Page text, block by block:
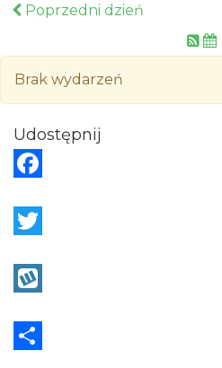
Poprzedni dzień
Brak wydarzeń
Udostępnij
a
e
o
w
ty